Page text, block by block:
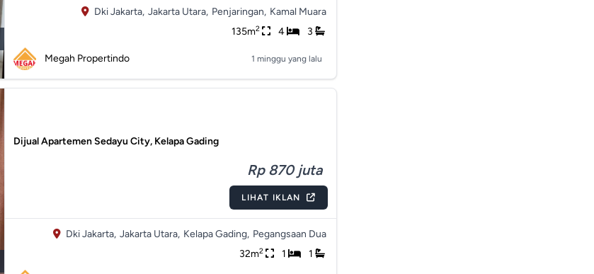
Dki Jakarta, Jakarta Utara, Penjaringan, Kamal Muara
135m2 4 3
Megah Propertindo 1 minggu yang lalu
Dijual Apartemen Sedayu City, Kelapa Gading
Rp 870 juta
LIHAT IKLAN
Dki Jakarta, Jakarta Utara, Kelapa Gading, Pegangsaan Dua
32m2 1 1